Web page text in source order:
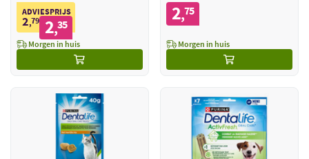
ADVIESPRIJS
2,79 2,35
Morgen in huis
2,75
Morgen in huis